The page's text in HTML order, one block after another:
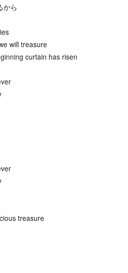
から
will treasure
curtain has risen
treasure